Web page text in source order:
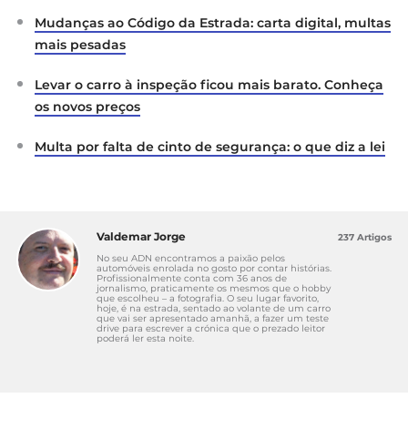
Mudanças ao Código da Estrada: carta digital, multas
mais pesadas
Levar o carro à inspeção ficou mais barato. Conheça
os novos preços
Multa por falta de cinto de segurança: o que diz a lei
Valdemar Jorge
No seu ADN encontramos a paixão pelos
automóveis enrolada no gosto por contar histórias.
Profissionalmente conta com 36 anos de
jornalismo, praticamente os mesmos que o hobby
que escolheu – a fotografia. O seu lugar favorito,
hoje, é na estrada, sentado ao volante de um carro
que vai ser apresentado amanhã, a fazer um teste
drive para escrever a crónica que o prezado leitor
poderá ler esta noite.
237 Artigos